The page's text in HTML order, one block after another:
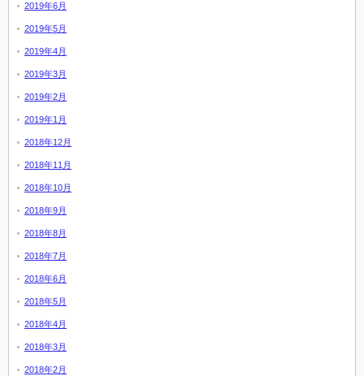
2019年6月
2019年5月
2019年4月
2019年3月
2019年2月
2019年1月
2018年12月
2018年11月
2018年10月
2018年9月
2018年8月
2018年7月
2018年6月
2018年5月
2018年4月
2018年3月
2018年2月